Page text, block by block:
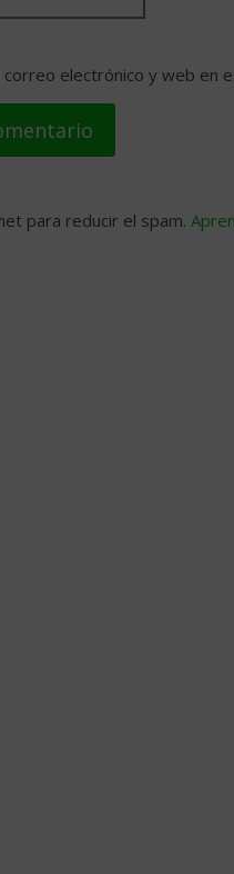
correo electrónico y web en
para reducir el spam.